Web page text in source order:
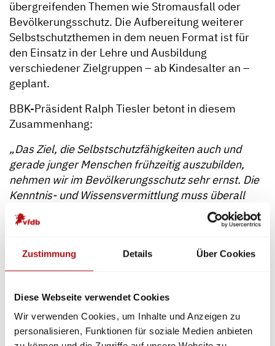
Zustimmung Details Über Cookies
Diese Webseite verwendet Cookies
Wir verwenden Cookies, um Inhalte und Anzeigen zu
personalisieren, Funktionen für soziale Medien anbieten
übergreifenden Themen wie Stromausfall oder
Bevölkerungsschutz. Die Aufbereitung weiterer
Selbstschutzthemen in dem neuen Format ist für
den Einsatz in der Lehre und Ausbildung
verschiedener Zielgruppen – ab Kindesalter an –
geplant.
BBK-Präsident Ralph Tiesler betont in diesem
Zusammenhang:
„Das Ziel, die Selbstschutzfähigkeiten auch und
gerade junger Menschen frühzeitig auszubilden,
nehmen wir im Bevölkerungsschutz sehr ernst. Die
Kenntnis- und Wissensvermittlung muss überall
dort stattfinden, wo junge Menschen Neues
aufnehmen und Erlerntes verinnerlichen können.
Kooperation mit DFV und vfdb das Wissen unserer
spezialisierten BBK-Fachleute Lehrkräften zur
herausfordernden Themen effektiv im Unterricht zu
integrieren.“